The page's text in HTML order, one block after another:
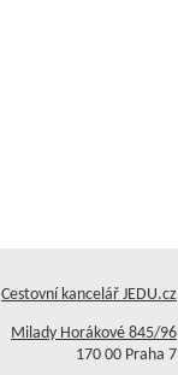
Cestovní kancelář JEDU.cz
Milady Horákové 845/96
170 00 Praha 7